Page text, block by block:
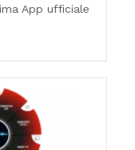
App ufficiale